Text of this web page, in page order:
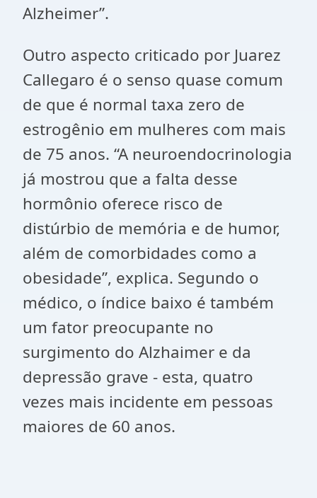
Alzheimer”.
Outro aspecto criticado por Juarez
Callegaro é o senso quase comum
de que é normal taxa zero de
estrogênio em mulheres com mais
de 75 anos. “A neuroendocrinologia
já mostrou que a falta desse
hormônio oferece risco de
distúrbio de memória e de humor,
além de comorbidades como a
obesidade”, explica. Segundo o
médico, o índice baixo é também
um fator preocupante no
surgimento do Alzhaimer e da
depressão grave - esta, quatro
vezes mais incidente em pessoas
maiores de 60 anos.